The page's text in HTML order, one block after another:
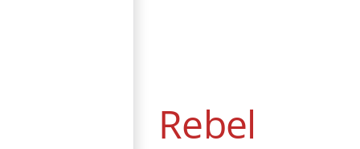
Rebel